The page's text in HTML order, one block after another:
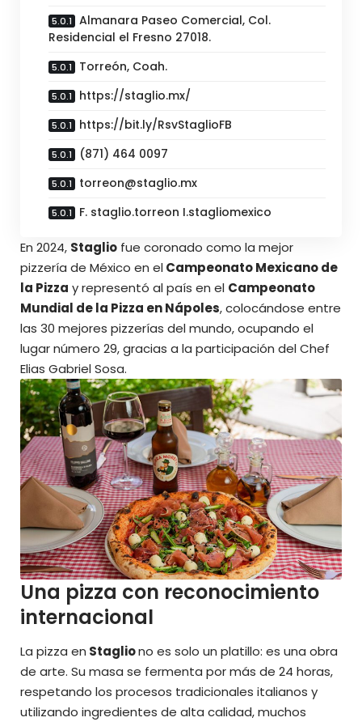
Almanara Paseo Comercial, Col.
Residencial el Fresno 27018.
Torreón, Coah.
https://staglio.mx/
https://bit.ly/RsvStaglioFB
(871) 464 0097
torreon@staglio.mx
F. staglio.torreon I.stagliomexico
En 2024, Staglio fue coronado como la mejor
pizzería de México en elCampeonato Mexicano de
la Pizza y representó al país en el Campeonato
Mundial de la Pizza en Nápoles, colocándose entre
las 30 mejores pizzerías del mundo, ocupando el
lugar número 29, gracias a la participación del Chef
Elias Gabriel Sosa.
Una pizza con reconocimiento
internacional
La pizza en Stagliono es solo un platillo: es una obra
de arte. Su masa se fermenta por más de 24 horas,
respetando los procesos tradicionales italianos y
utilizando ingredientes de alta calidad, muchos